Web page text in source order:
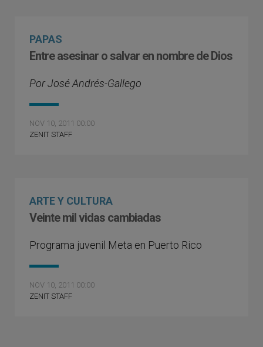
PAPAS
Entre asesinar o salvar en nombre de Dios
Por José Andrés-Gallego
NOV 10, 2011 00:00
ZENIT STAFF
ARTE Y CULTURA
Veinte mil vidas cambiadas
Programa juvenil Meta en Puerto Rico
NOV 10, 2011 00:00
ZENIT STAFF